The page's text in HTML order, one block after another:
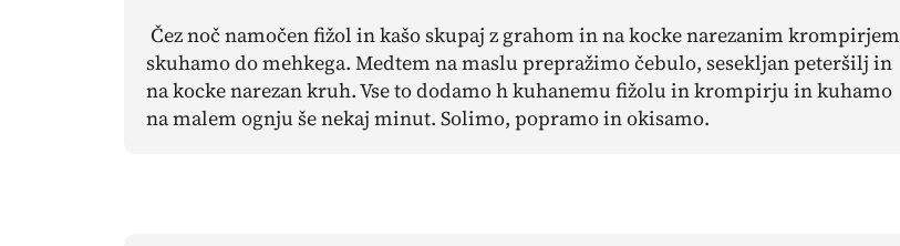
Čez noč namočen fižol in kašo skupaj z grahom in na kocke narezanim krompirjem
skuhamo do mehkega. Medtem na maslu prepražimo čebulo, sesekljan peteršilj in
na kocke narezan kruh. Vse to dodamo h kuhanemu fižolu in krompirju in kuhamo
na malem ognju še nekaj minut. Solimo, popramo in okisamo.